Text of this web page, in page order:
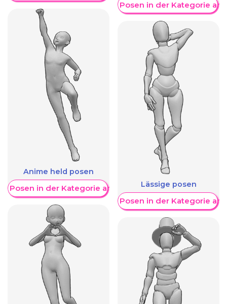
Anime held posen
Posen in der Kategorie anzeigen
Weitere Posen in der Kategorie
Lässige posen
Weitere Posen in der Kategorie